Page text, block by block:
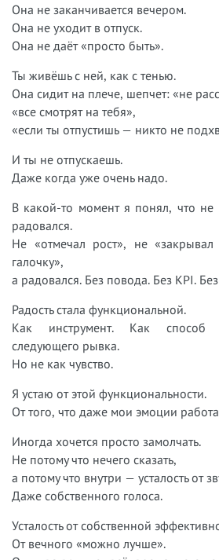
Она не заканчивается вечером.
Она не уходит в отпуск.
Она не даёт «просто быть».
Ты живёшь с ней, как с тенью.
Она сидит на плече, шепчет: «не
«все смотрят на тебя»,
«если ты отпустишь — никто не
И ты не отпускаешь.
Даже когда уже очень надо.
В какой-то момент я понял, что
радовался.
Не «отмечал рост», не «закрывал
галочку»,
а радовался. Без повода. Без KPI.
Радость стала функциональной.
Как инструмент. Как способ
следующего рывка.
Но не как чувство.
Я устаю от этой функциональности.
От того, что даже мои эмоции
Иногда хочется просто замолчать.
Не потому что нечего сказать,
а потому что внутри — усталость от
Даже собственного голоса.
Усталость от собственной
От вечного «можно лучше».